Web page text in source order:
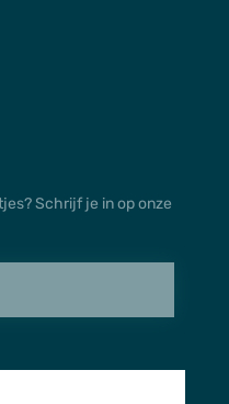
Schrijf je in op onze